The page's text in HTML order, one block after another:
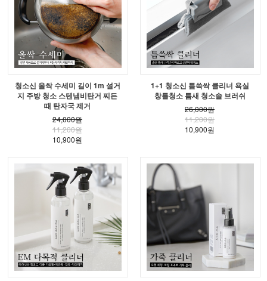
청소신 올싹 수세미 길이 1m 설거
지 주방 청소 스텐냄비탄거 찌든
때 탄자국 제거
24,000원
11,200원
10,900원
1+1 청소신 틈쓱싹 클리너 욕실
창틀청소 틈새 청소솔 브러쉬
26,000원
11,200원
10,900원